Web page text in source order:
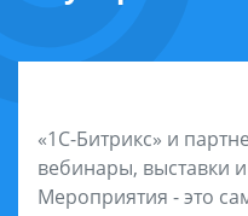
«1С-Битрикс» и
вебинары, выставки
Мероприятия - это